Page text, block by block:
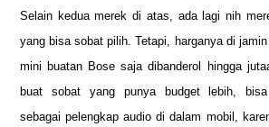
Selain kedua merek di atas, ada lagi nih
yang bisa sobat pilih. Tetapi, harganya di
mini buatan Bose saja dibanderol hingga
buat sobat yang punya budget lebih, bisa
sebagai pelengkap audio di dalam mobil,